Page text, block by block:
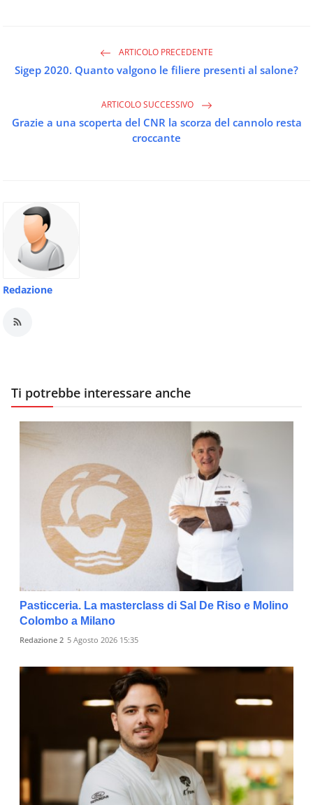
ARTICOLO PRECEDENTE
Sigep 2020. Quanto valgono le filiere presenti al salone?
ARTICOLO SUCCESSIVO
Grazie a una scoperta del CNR la scorza del cannolo resta
croccante
Redazione
Ti potrebbe interessare anche
Pasticceria. La masterclass di Sal De Riso e Molino
Colombo a Milano
Redazione 2 5 Agosto 2026 15:35